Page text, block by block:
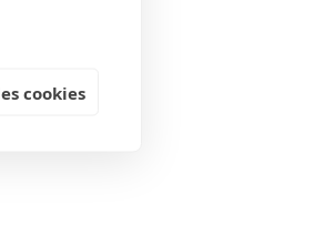
cookies